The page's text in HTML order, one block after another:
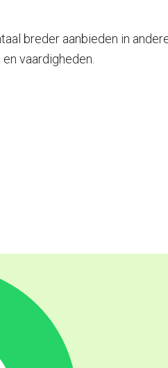
breder aanbieden in
vaardigheden.